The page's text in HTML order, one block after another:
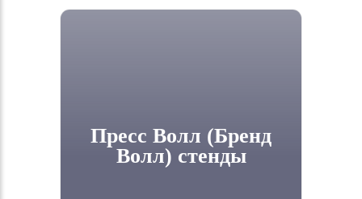
Пресс Волл (Бренд
Волл) стенды